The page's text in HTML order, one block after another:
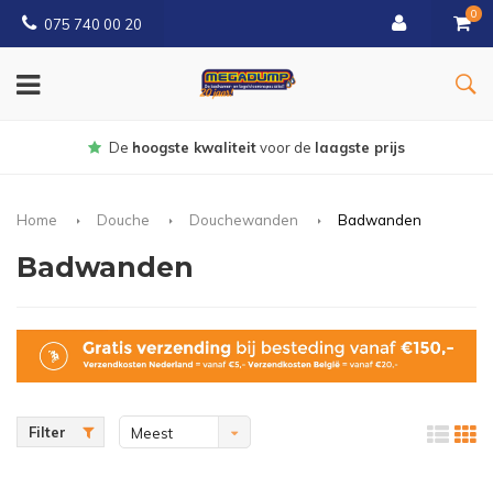
075 740 00 20
0
Gratisbezorgd vanaf € 150
Home Douche Douchewanden Badwanden
Badwanden
Filter
Meest